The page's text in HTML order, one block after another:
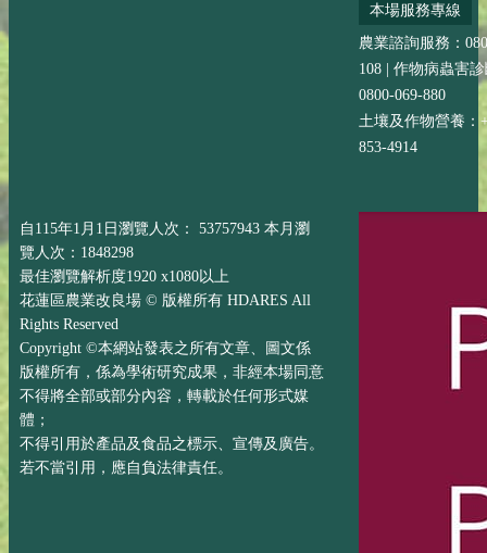
本場服務專線
農業諮詢服務：
108 | 作物病蟲害
0800-069-880
土壤及作物營養：
853-4914
自115年1月1日瀏覽人次： 53757943 本月瀏
覽人次：1848298
最佳瀏覽解析度1920 x1080以上
花蓮區農業改良場 © 版權所有 HDARES All
Rights Reserved
Copyright ©本網站發表之所有文章、圖文係
版權所有，係為學術研究成果，非經本場同意
不得將全部或部分內容，轉載於任何形式媒
體；
不得引用於產品及食品之標示、宣傳及廣告。
若不當引用，應自負法律責任。